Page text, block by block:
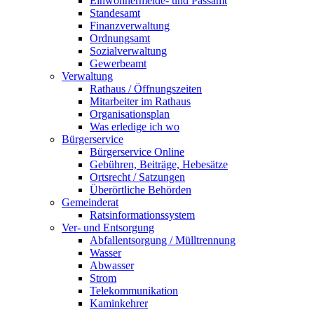
Standesamt
Finanzverwaltung
Ordnungsamt
Sozialverwaltung
Gewerbeamt
Verwaltung
Rathaus / Öffnungszeiten
Mitarbeiter im Rathaus
Organisationsplan
Was erledige ich wo
Bürgerservice
Bürgerservice Online
Gebühren, Beiträge, Hebesätze
Ortsrecht / Satzungen
Überörtliche Behörden
Gemeinderat
Ratsinformationssystem
Ver- und Entsorgung
Abfallentsorgung / Mülltrennung
Wasser
Abwasser
Strom
Telekommunikation
Kaminkehrer